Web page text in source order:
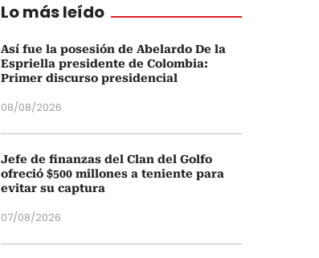
Lo más leído
Así fue la posesión de Abelardo De la
Espriella presidente de Colombia:
Primer discurso presidencial
08/08/2026
Jefe de finanzas del Clan del Golfo
ofreció $500 millones a teniente para
evitar su captura
07/08/2026